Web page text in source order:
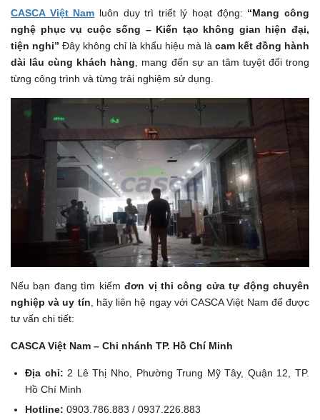
CASCA Việt Nam luôn duy trì triết lý hoạt động: “Mang công
nghệ phục vụ cuộc sống – Kiến tạo không gian hiện đại,
tiện nghi” Đây không chỉ là khẩu hiệu mà là cam kết đồng hành
dài lâu cùng khách hàng, mang đến sự an tâm tuyệt đối trong
từng công trình và từng trải nghiệm sử dụng.
Nếu bạn đang tìm kiếmđơn vị thi công cửa tự động chuyên
nghiệp và uy tín , hãy liên hệ ngay với CASCA Việt Nam để được
tư vấn chi tiết:
CASCA Việt Nam – Chi nhánh TP. Hồ Chí Minh
Địa chỉ: 2 Lê Thị Nho, Phường Trung Mỹ Tây, Quận 12, TP.
Hồ Chí Minh
Hotline: 0903.786.883 / 0937.226.883